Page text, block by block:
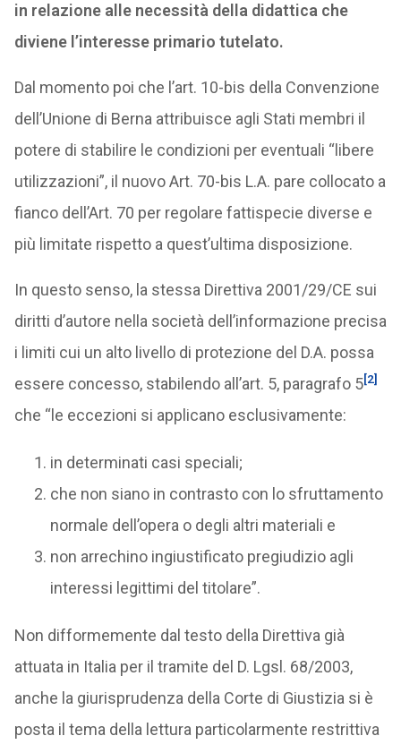
in relazione alle necessità della didattica che
diviene l’interesse primario tutelato.
Dal momento poi che l’art. 10-bis della Convenzione
dell’Unione di Berna attribuisce agli Stati membri il
potere di stabilire le condizioni per eventuali “libere
utilizzazioni”, il nuovo Art. 70-bis L.A. pare collocato a
fianco dell’Art. 70 per regolare fattispecie diverse e
più limitate rispetto a quest’ultima disposizione.
In questo senso, la stessa Direttiva 2001/29/CE sui
diritti d’autore nella società dell’informazione precisa
i limiti cui un alto livello di protezione del D.A. possa
essere concesso, stabilendo all’art. 5, paragrafo 5[2]
che “le eccezioni si applicano esclusivamente:
in determinati casi speciali;
che non siano in contrasto con lo sfruttamento
normale dell’opera o degli altri materiali e
non arrechino ingiustificato pregiudizio agli
interessi legittimi del titolare”.
Non difformemente dal testo della Direttiva già
attuata in Italia per il tramite del D. Lgsl. 68/2003,
anche la giurisprudenza della Corte di Giustizia si è
posta il tema della lettura particolarmente restrittiva